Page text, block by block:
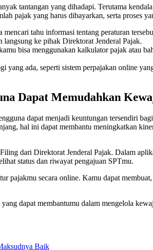
tantangan yang dihadapi. Terutama
pajak yang harus dibayarkan, serta proses
tahu informasi tentang peraturan
langsung ke pihak Direktorat Jenderal Pajak.
bisa menggunakan kalkulator pajak atau
ada, seperti sistem perpajakan online
Dapat Memudahkan
dapat menjadi keuntungan tersendiri
hal ini dapat membantu meningkatkan
dari Direktorat Jenderal Pajak. Dalam
status dan riwayat pengajuan SPTmu.
pajakmu secara online. Kamu dapat
dapat membantumu dalam mengelola
Baik